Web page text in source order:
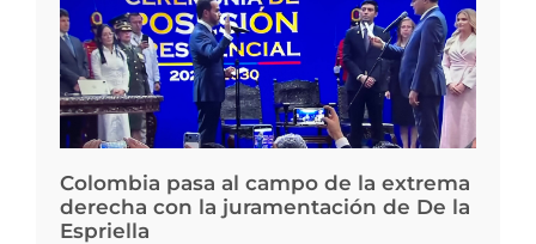
Colombia pasa al campo de la extrema
derecha con la juramentación de De la
Espriella